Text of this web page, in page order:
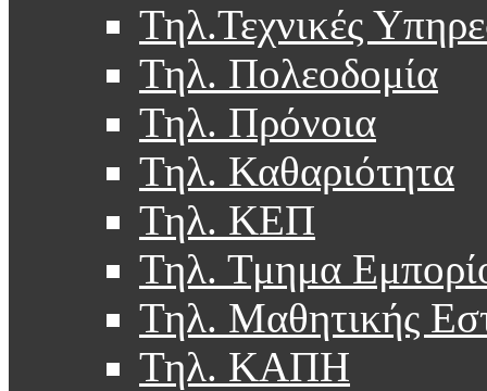
Τηλ.Τεχνικές
Τηλ. Πολεοδομία
Τηλ. Πρόνοια
Τηλ. Καθαριότητα
Τηλ. ΚΕΠ
Τηλ. Τμημα
Τηλ. Μαθητικής
Τηλ. ΚΑΠΗ